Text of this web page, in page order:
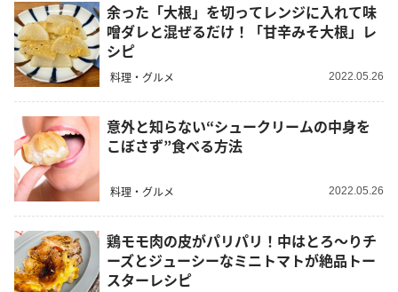
余った「大根」を切ってレンジに入れて味
噌ダレと混ぜるだけ！「甘辛みそ大根」レ
シピ
料理・グルメ 2022.05.26
意外と知らない“シュークリームの中身を
こぼさず”食べる方法
料理・グルメ 2022.05.26
鶏モモ肉の皮がパリパリ！中はとろ～りチ
ーズとジューシーなミニトマトが絶品トー
スターレシピ